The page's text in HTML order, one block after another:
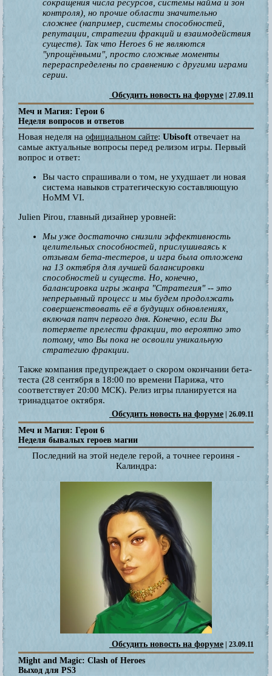
сокращения числа ресурсов, системы найма и зон
контроля), но прочие области значительно
сложнее (например, системы способностей,
репутации, стратегии фракций и взаимодействия
существ). Так что Heroes 6 не являются
"упрощёнными", просто сложные моменты
перераспределены по сравнению с другими играми
серии.
Обсудить новость на форуме | 27.09.11
Меч и Магия: Герои 6
Неделя вопросов и ответов
Новая неделя на официальном сайте: Ubisoft отвечает на
самые актуальные вопросы перед релизом игры. Первый
вопрос и ответ:
Вы часто спрашивали о том, не ухудшает ли новая
система навыков стратегическую составляющую
HoMM VI.
Julien Pirou, главный дизайнер уровней:
Мы уже достаточно снизили эффективность
целительных способностей, прислушиваясь к
отзывам бета-тестеров, и игра была отложена
на 13 октября для лучшей балансировки
способностей и существ. Но, конечно,
балансировка игры жанра "Стратегия" -- это
непрерывный процесс и мы будем продолжать
совершенствовать её в будущих обновлениях,
включая патч первого дня. Конечно, если Вы
потеряете прелести фракции, то вероятно это
потому, что Вы пока не освоили уникальную
стратегию фракции.
Также компания предупреждает о скором окончании бета-
теста (28 сентября в 18:00 по времени Парижа, что
соответствует 20:00 МСК). Релиз игры планируется на
тринадцатое октября.
Обсудить новость на форуме | 26.09.11
Меч и Магия: Герои 6
Неделя бывалых героев магии
Последний на этой неделе герой, а точнее героиня -
Калиндра:
Обсудить новость на форуме | 23.09.11
Might and Magic: Clash of Heroes
Выход для PS3